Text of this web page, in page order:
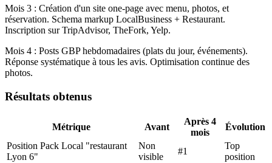
Mois 3 : Création d'un site one-page avec menu, photos, et
réservation. Schema markup LocalBusiness + Restaurant.
Inscription sur TripAdvisor, TheFork, Yelp.
Mois 4 : Posts GBP hebdomadaires (plats du jour, événements).
Réponse systématique à tous les avis. Optimisation continue des
photos.
Résultats obtenus
Métrique Avant
Après 4
mois
Évolution
Position Pack Local "restaurant
Lyon 6"
Non
visible
#1
Top
position